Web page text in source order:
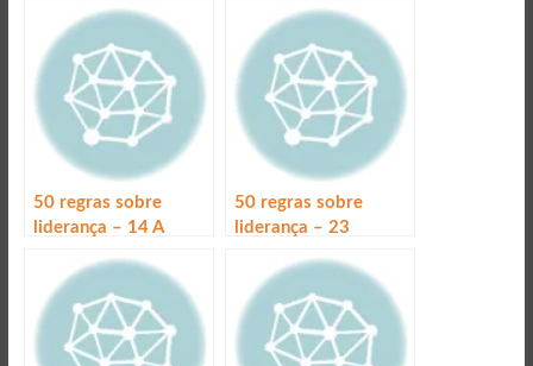
50 regras sobre
liderança – 14 A
improviso
50 regras sobre
liderança – 23